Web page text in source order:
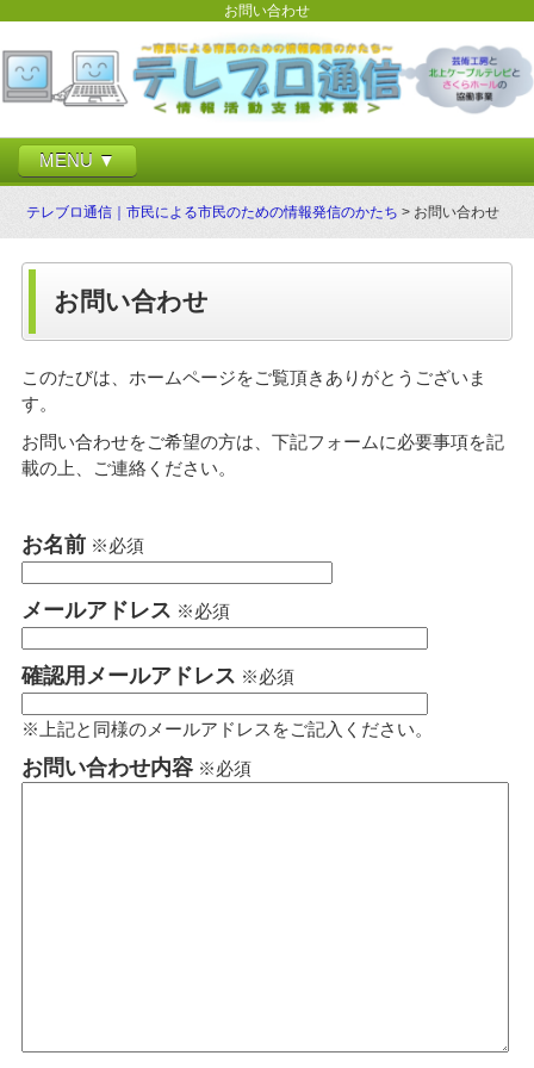
お問い合わせ
MENU ▼
テレブロ通信｜市民による市民のための情報発信のかたち > お問い合わせ
お問い合わせ
このたびは、ホームページをご覧頂きありがとうございま
す。
お問い合わせをご希望の方は、下記フォームに必要事項を記
載の上、ご連絡ください。
お名前 ※必須
メールアドレス ※必須
確認用メールアドレス ※必須
※上記と同様のメールアドレスをご記入ください。
お問い合わせ内容 ※必須